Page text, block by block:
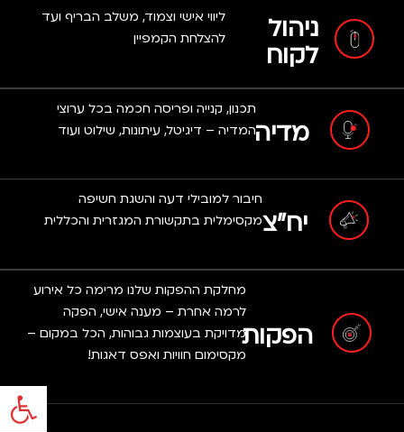
ניהול
לקוח
ליווי אישי וצמוד, משלב הבריף ועד
להצלחת הקמפיין
מדיה
תכנון, קנייה ופריסה חכמה בכל ערוצי
המדיה – דיגיטל, עיתונות, שילוט ועוד
יח"צ
חיבור למובילי דעה והשגת חשיפה
מקסימלית בתקשורת המגזרית והכללית
הפקות
מחלקת ההפקות שלנו מרימה כל אירוע
לרמה אחרת – מענה אישי, הפקה
מדויקת בעוצמות גבוהות, הכל במקום –
מקסימום חוויות ואפס דאגות!